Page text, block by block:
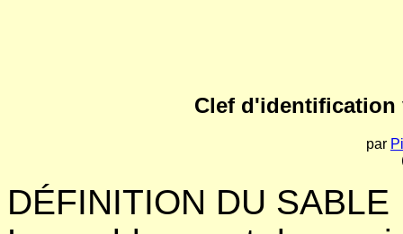
Clef d'identification
par
DÉFINITION DU SABLE